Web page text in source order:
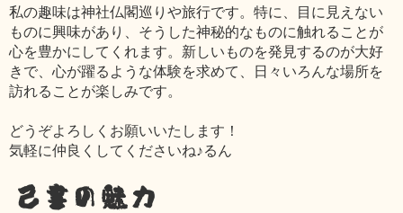
私の趣味は神社仏閣巡りや旅行です。特に、目に見えない
ものに興味があり、そうした神秘的なものに触れることが
心を豊かにしてくれます。新しいものを発見するのが大好
きで、心が躍るような体験を求めて、日々いろんな場所を
訪れることが楽しみです。
どうぞよろしくお願いいたします！
気軽に仲良くしてくださいね♪るん
己書の魅力